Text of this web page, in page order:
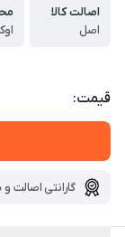
اصالت کالا
اصل
قیمت:
گارانتی اصالت